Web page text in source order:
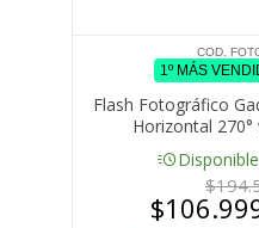
COD.
1º MÁS
Flash Fotográfico
Horizontal 270°
Compatibilidad
Fujifilm
acuteDisponible